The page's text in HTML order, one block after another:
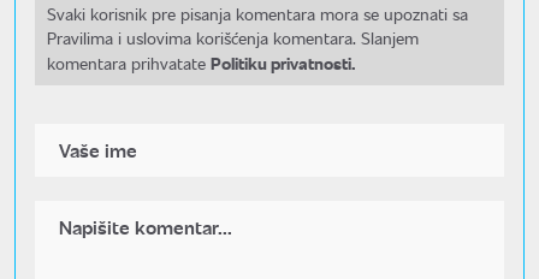
Svaki korisnik pre pisanja komentara mora se upoznati sa
Pravilima i uslovima korišćenja komentara. Slanjem
komentara prihvatate Politiku privatnosti.